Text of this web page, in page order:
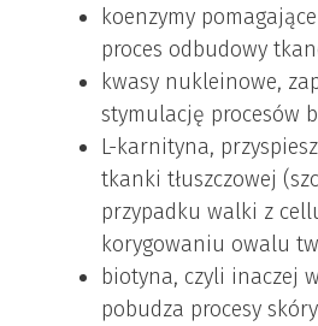
koenzymy
proces odbudowy
kwasy nukleinowe,
stymulację procesów
L-karnityna,
tkanki tłuszczowej
przypadku walki z
korygowaniu owalu
biotyna, czyli inaczej
pobudza procesy